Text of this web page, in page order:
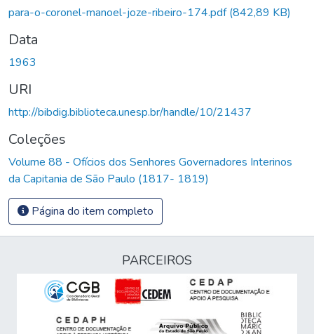
para-o-coronel-manoel-joze-ribeiro-174.pdf(842,89 KB)
Data
1963
URI
http://bibdig.biblioteca.unesp.br/handle/10/21437
Coleções
Volume 88 - Ofícios dos Senhores Governadores Interinos
da Capitania de São Paulo (1817- 1819)
Página do item completo
PARCEIROS